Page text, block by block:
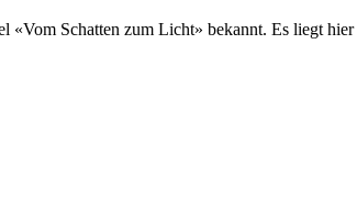
«Vom Schatten zum Licht» bekannt. Es liegt